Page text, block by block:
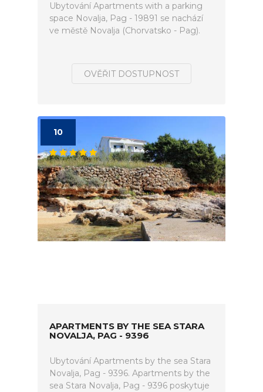
Ubytování Apartments with a parking
space Novalja, Pag - 19891 se nachází
ve městě Novalja (Chorvatsko - Pag).
OVĚŘIT DOSTUPNOST
10
APARTMENTS BY THE SEA STARA
NOVALJA, PAG - 9396
Ubytování Apartments by the sea Stara
Novalja, Pag - 9396. Apartments by the
sea Stara Novalja, Pag - 9396 poskytuje